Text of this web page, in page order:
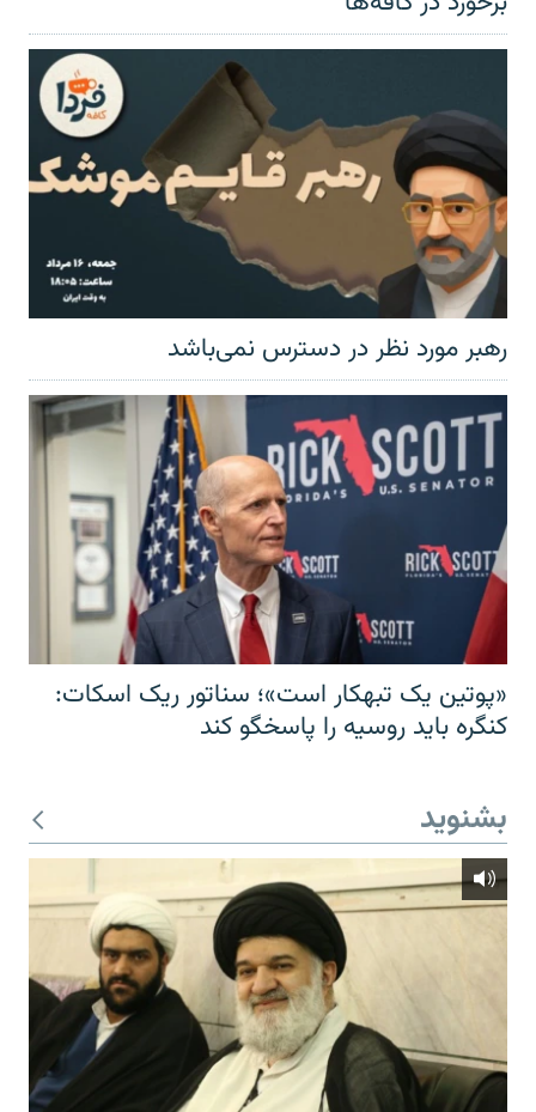
رهبر مورد نظر در دسترس نمی‌باشد
«پوتین یک تبهکار است»؛ سناتور ریک اسکات:
کنگره باید روسیه را پاسخگو کند
بشنوید